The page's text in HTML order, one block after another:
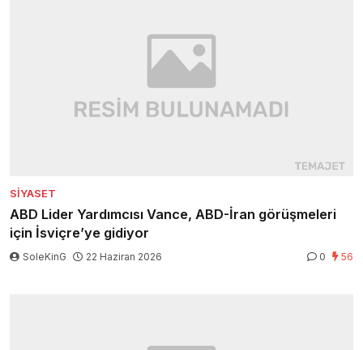
SIYASET
ABD Lider Yardımcısı Vance, ABD-İran görüşmeleri
için İsviçre’ye gidiyor
SoleKinG 22 Haziran 2026 0 56